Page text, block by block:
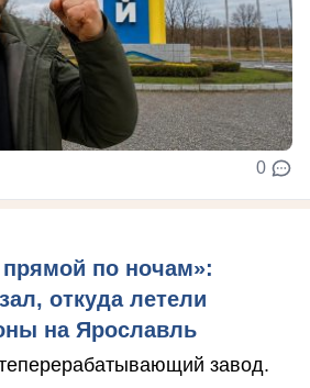
0
по ночам»:
откуда летели
на Ярославль
завод.